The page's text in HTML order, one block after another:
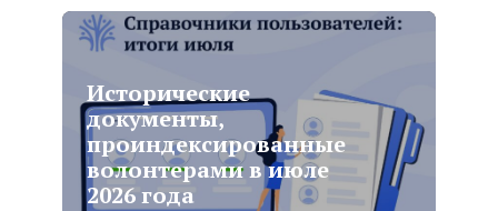
Исторические
документы,
проиндексированные
волонтерами в июле
2026 года